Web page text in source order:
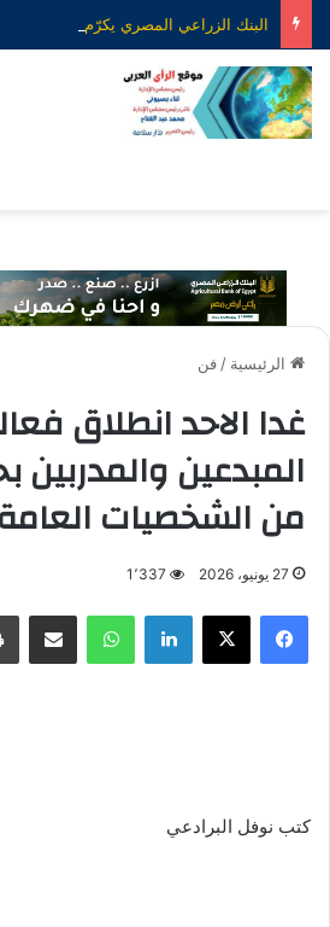
الرئيسية /فن
غدا الاحد انطلاق
المبدعين والمدربين
من الشخصيات العامة
27 يونيو، 2026 1٬337
فيسبوك X لينكدإن واتساب مشاركة عبر
كتب نوفل البرادعي